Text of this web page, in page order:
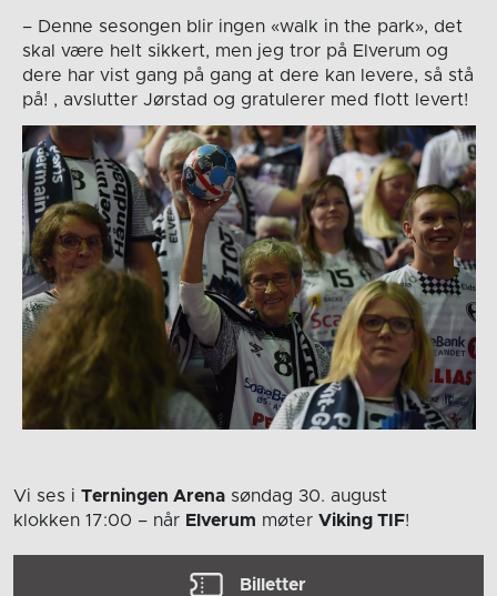
– Denne sesongen blir ingen «walk in the park», det
skal være helt sikkert, men jeg tror på Elverum og
dere har vist gang på gang at dere kan levere, så stå
på! , avslutter Jørstad og gratulerer med flott levert!
Vi ses i Terningen Arena søndag 30. august
klokken 17:00 – når Elverum møter Viking TIF!
Billetter